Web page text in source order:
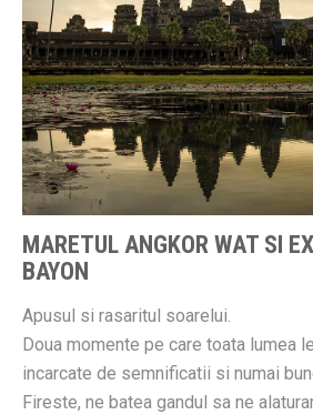
MARETUL ANGKOR WAT SI
BAYON
Apusul si rasaritul soarelui.
Doua momente pe care toata lumea
incarcate de semnificatii si numai
Fireste, ne batea gandul sa ne